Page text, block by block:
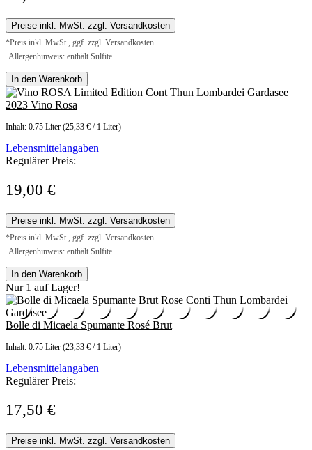
Preise inkl. MwSt. zzgl. Versandkosten
*Preis inkl. MwSt., ggf. zzgl. Versandkosten
Allergenhinweis: enthält Sulfite
In den Warenkorb
2023 Vino Rosa
Inhalt: 0.75 Liter (25,33 € / 1 Liter)
Lebensmittelangaben
Regulärer Preis:
19,00 €
Preise inkl. MwSt. zzgl. Versandkosten
*Preis inkl. MwSt., ggf. zzgl. Versandkosten
Allergenhinweis: enthält Sulfite
In den Warenkorb
Nur 1 auf Lager!
Bolle di Micaela Spumante Rosé Brut
Inhalt: 0.75 Liter (23,33 € / 1 Liter)
Lebensmittelangaben
Regulärer Preis:
17,50 €
Preise inkl. MwSt. zzgl. Versandkosten